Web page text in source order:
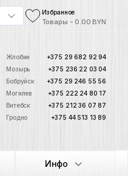
Избранное
Товары - 0.00 BYN
Жлобин
+375 29 682 92 94
Мозырь
+375 236 22 03 04
Бобруйск
+375 29 246 55 56
Могилев
+375 222 24 80 17
Витебск
+375 212 36 07 87
Гродно
+375 44 513 13 89
Инфо